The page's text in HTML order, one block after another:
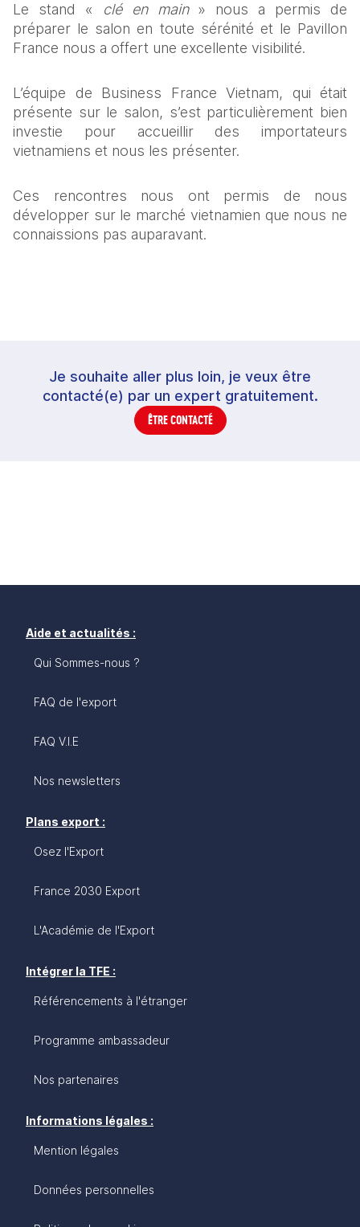
Le stand « clé en main » nous a permis de
préparer le salon en toute sérénité et le Pavillon
France nous a offert une excellente visibilité.
L’équipe de Business France Vietnam, qui était
présente sur le salon, s’est particulièrement bien
investie pour accueillir des importateurs
vietnamiens et nous les présenter.
Ces rencontres nous ont permis de nous
développer sur le marché vietnamien que nous ne
connaissions pas auparavant.
Je souhaite aller plus loin, je veux être
contacté(e) par un expert gratuitement.
ÊTRE CONTACTÉ
Aide et actualités :
Qui Sommes-nous ?
FAQ de l'export
FAQ V.I.E
Nos newsletters
Plans export :
Osez l'Export
France 2030 Export
L'Académie de l'Export
Intégrer la TFE :
Référencements à l'étranger
Programme ambassadeur
Nos partenaires
Informations légales :
Mention légales
Données personnelles